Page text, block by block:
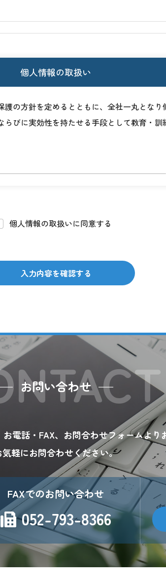
個人情報の取扱い
の方針を定めるとともに、全社一丸とな
びに実効性を持たせる手段として教育・
本人の明確な同意がある場合または法令等
返却および消去等について定め、それに従
します。
入手した個人情報は、正確な状態に保ち、
は、委託者が個人情報を入手した際、本人
他の規範を遵守し、本方針の継続的改善に
は、妥当な範囲において、すみやかな対応に
の個人情報についてご確認されたい場合に
個人情報の取扱いに同意する
入力内容を確認する
お問い合わせ
お電話・FAX、お問合わせフォームより
気軽にお問合わせください。
FAXでのお問い合わせ
052-793-8366